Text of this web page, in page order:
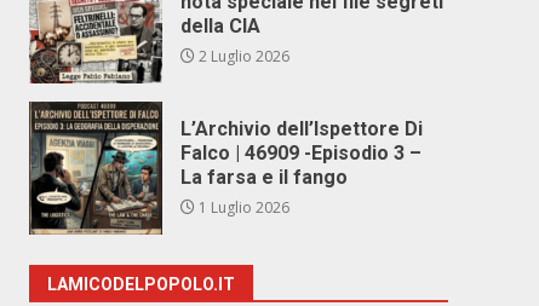
della CIA
2 Luglio 2026
L’Archivio dell’Ispettore Di
Falco | 46909 -Episodio 3 –
La farsa e il fango
1 Luglio 2026
LAMICODELPOPOLO.IT